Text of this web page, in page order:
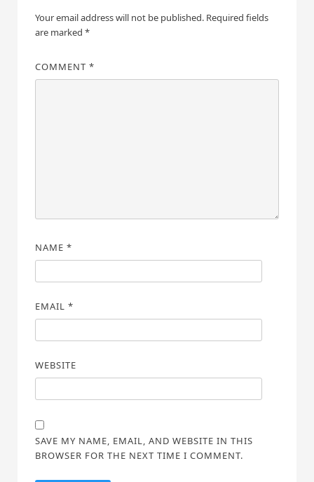
Your email address will not be published. Required fields
are marked *
COMMENT *
NAME *
EMAIL *
WEBSITE
SAVE MY NAME, EMAIL, AND WEBSITE IN THIS
BROWSER FOR THE NEXT TIME I COMMENT.